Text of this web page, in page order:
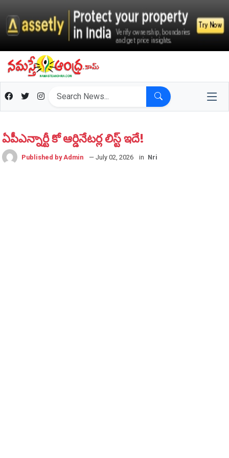
ఏపీఎన్నార్టీ కో ఆర్డినేటర్ల లిస్ట్ ఇదే!
Published by Admin — July 02, 2026 in Nri